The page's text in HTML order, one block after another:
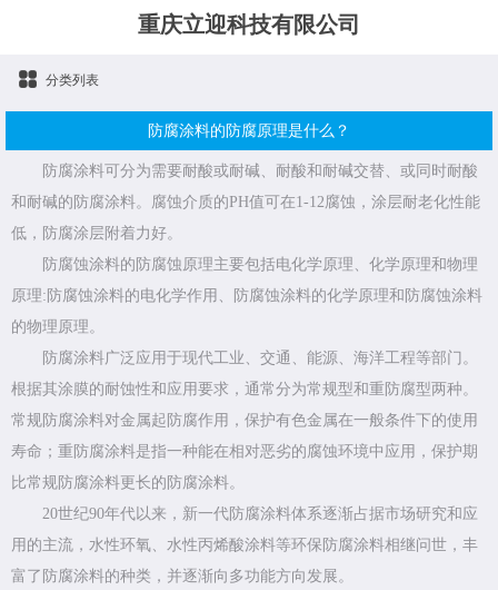
重庆立迎科技有限公司
分类列表
防腐涂料的防腐原理是什么？
防腐涂料可分为需要耐酸或耐碱、耐酸和耐碱交替、或同时耐酸
和耐碱的防腐涂料。腐蚀介质的PH值可在1-12腐蚀，涂层耐老化性能
低，防腐涂层附着力好。
防腐蚀涂料的防腐蚀原理主要包括电化学原理、化学原理和物理
原理:防腐蚀涂料的电化学作用、防腐蚀涂料的化学原理和防腐蚀涂料
的物理原理。
防腐涂料广泛应用于现代工业、交通、能源、海洋工程等部门。
根据其涂膜的耐蚀性和应用要求，通常分为常规型和重防腐型两种。
常规防腐涂料对金属起防腐作用，保护有色金属在一般条件下的使用
寿命；重防腐涂料是指一种能在相对恶劣的腐蚀环境中应用，保护期
比常规防腐涂料更长的防腐涂料。
20世纪90年代以来，新一代防腐涂料体系逐渐占据市场研究和应
用的主流，水性环氧、水性丙烯酸涂料等环保防腐涂料相继问世，丰
富了防腐涂料的种类，并逐渐向多功能方向发展。